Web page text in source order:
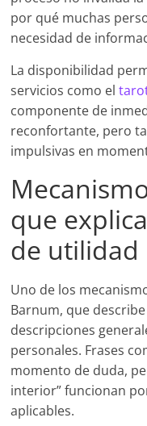
por qué muchas
necesidad de
La disponibilidad
servicios como el
componente de
reconfortante, pero
impulsivas en
que
de utilidad
Uno de los
Barnum, que
descripciones
personales. Frases
momento de duda,
interior” funcionan
aplicables.